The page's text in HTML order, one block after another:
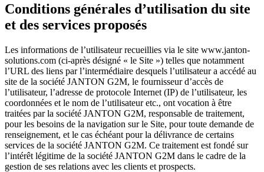
Conditions générales d’utilisation du site
et des services proposés
Les informations de l’utilisateur recueillies via le site www.janton-
solutions.com (ci-après désigné « le Site ») telles que notamment
l’URL des liens par l’intermédiaire desquels l’utilisateur a accédé au
site de la société JANTON G2M, le fournisseur d’accès de
l’utilisateur, l’adresse de protocole Internet (IP) de l’utilisateur, les
coordonnées et le nom de l’utilisateur etc., ont vocation à être
traitées par la société JANTON G2M, responsable de traitement,
pour les besoins de la navigation sur le Site, pour toute demande de
renseignement, et le cas échéant pour la délivrance de certains
services de la société JANTON G2M. Ce traitement est fondé sur
l’intérêt légitime de la société JANTON G2M dans le cadre de la
gestion de ses relations avec les clients et prospects.